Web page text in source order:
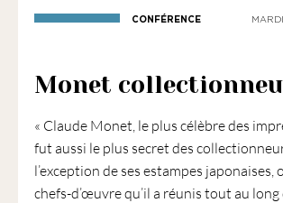
CONFÉRENCE
Monet
« Claude Monet, le plus célèbre des
fut aussi le plus secret des
l’exception de ses estampes japonaises,
chefs-d’œuvre qu’il a réunis tout au long